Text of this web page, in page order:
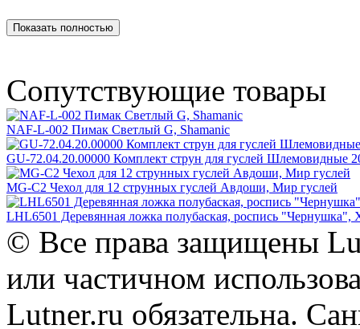
Показать полностью
Сопутствующие товары
NAF-L-002 Пимак Светлый G, Shamanic
GU-72.04.20.00000 Комплект струн для гуслей Шлемовидные
MG-C2 Чехол для 12 струнных гуслей Авдоши, Мир гуслей
LHL6501 Деревянная ложка полубаская, роспись "Чернушка",
© Все права защищены
или частичном
Lutner.ru обязательна.